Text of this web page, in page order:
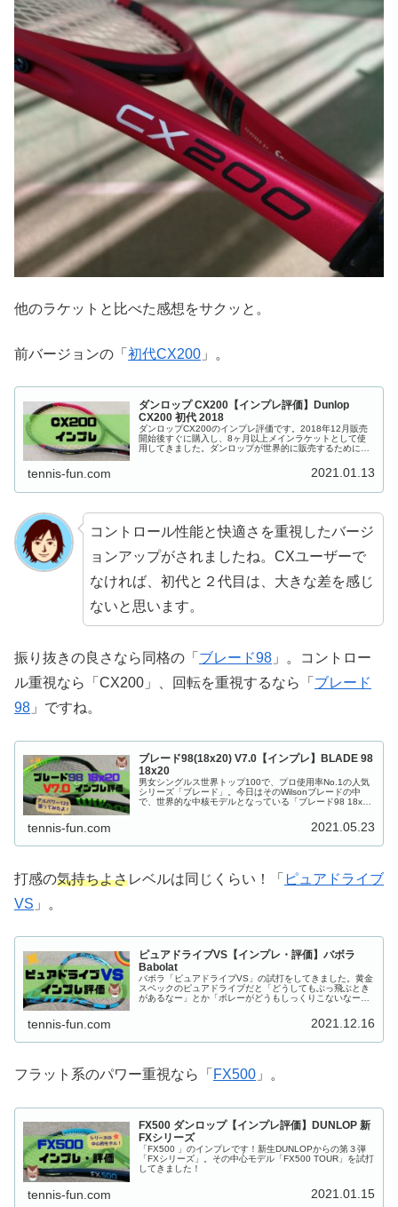
他のラケットと比べた感想をサクッと。
前バージョンの「 初代CX200 」。
ダンロップ CX200【インプレ評価】Dunlop
CX200 初代 2018
ダンロップCX200のインプレ評価です。2018年12月販売
開始後すぐに購入し、8ヶ月以上メインラケットとして使
用してきました。ダンロップが世界的に販売するために力
tennis-fun.com 2021.01.13
コントロール性能と快適さを重視したバージ
ョンアップがされましたね。CXユーザーで
なければ、初代と２代目は、大きな差を感じ
ないと思います。
振り抜きの良さなら同格の「 ブレード98 」。コントロー
ル重視なら「CX200」、回転を重視するなら「 ブレード
98 」ですね。
ブレード98(18x20) V7.0【インプレ】BLADE 98
18x20
男女シングルス世界トップ100で、プロ使用率No.1の人気
シリーズ「ブレード」。今日はそのWilsonブレードの中
で、世界的な中核モデルとなっている「ブレード98 18x20
tennis-fun.com 2021.05.23
打感の気持ちよさレベルは同じくらい！「 ピュアドライブ
VS 」。
ピュアドライブVS【インプレ・評価】バボラ
Babolat
バボラ「ピュアドライブVS」の試打をしてきました。黄金
スペックのピュアドライブだと「どうしてもぶっ飛ぶとき
があるなー」とか「ボレーがどうもしっくりこないなー」
りを念頭に「ピュアドライブVS」の感想をインプレ記事に
tennis-fun.com 2021.12.16
フラット系のパワー重視なら「 FX500 」。
FX500 ダンロップ【インプレ評価】DUNLOP 新
FXシリーズ
「FX500 」のインプレです！新生DUNLOPからの第３弾
「FXシリーズ」。その中心モデル「FX500 TOUR」を試打
してきました！
tennis-fun.com 2021.01.15